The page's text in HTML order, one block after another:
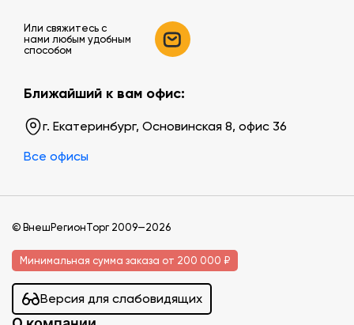
Или свяжитесь c
нами любым удобным
способом
Ближайший к вам офис:
г. Екатеринбург, Основинская 8, офис 36
Все офисы
© ВнешРегионТорг 2009—2026
Минимальная сумма заказа от 200 000 ₽
Версия для слабовидящих